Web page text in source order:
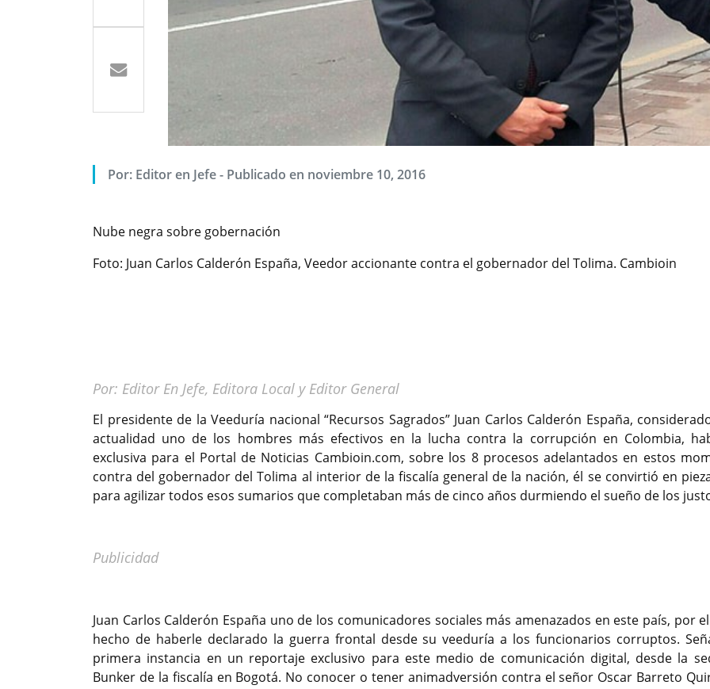
Por: Editor en Jefe - Publicado en noviembre 10, 2016
Nube negra sobre gobernación
Foto: Juan Carlos Calderón España, Veedor accionante contra el gobernador del Tolima. Cambioin
Por: Editor En Jefe, Editora Local y Editor General
El presidente de la Veeduría nacional “Recursos Sagrados” Juan Carlos Calderón España,
actualidad uno de los hombres más efectivos en la lucha contra la corrupción en Colombia,
exclusiva para el Portal de Noticias Cambioin.com, sobre los 8 procesos adelantados en estos
contra del gobernador del Tolima al interior de la fiscalía general de la nación, él se convirtió en
para agilizar todos esos sumarios que completaban más de cinco años durmiendo el sueño de los
Publicidad
Juan Carlos Calderón España uno de los comunicadores sociales más amenazados en este país, por
hecho de haberle declarado la guerra frontal desde su veeduría a los funcionarios corruptos.
primera instancia en un reportaje exclusivo para este medio de comunicación digital, desde la
Bunker de la fiscalía en Bogotá. No conocer o tener animadversión contra el señor Oscar Barreto